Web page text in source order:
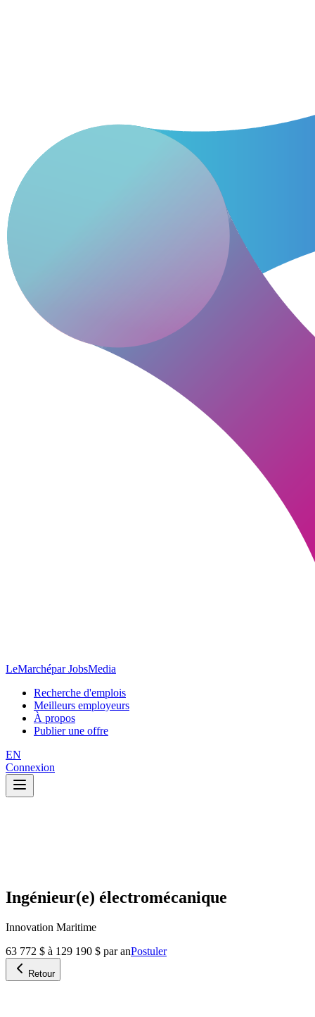
LeMarchépar JobsMedia
Recherche d'emplois
Meilleurs employeurs
À propos
Publier une offre
EN
Connexion
Ingénieur(e) électromécanique
Innovation Maritime
63 772 $ à 129 190 $ par anPostuler
Retour